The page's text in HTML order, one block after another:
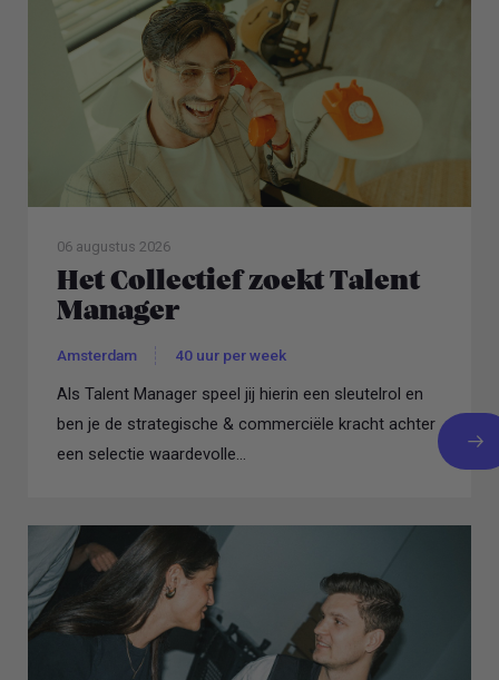
06 augustus 2026
Het Collectief zoekt Talent
Manager
Amsterdam 40 uur per week
Als Talent Manager speel jij hierin een sleutelrol en
ben je de strategische & commerciële kracht achter
een selectie waardevolle...